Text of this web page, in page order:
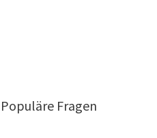
Populäre Fragen